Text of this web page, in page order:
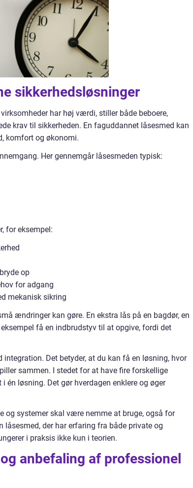
sikkerhedsløsninger
har høj værdi, stiller både beboere,
krav til sikkerheden. En faguddannet låsesmed kan
komfort og økonomi.
Her gennemgår låsesmeden typisk:
for eksempel:
op
for adgang
mekanisk sikring
ændringer kan gøre. En ekstra lås på en bagdør, en
få en indbrudstyv til at opgive, fordi det
Det betyder, at du kan få en løsning, hvor
sammen. I stedet for at have fire forskellige
én løsning. Det gør hverdagen enklere og øger
og systemer skal være nemme at bruge, også for
der har erfaring fra både private og
i praksis ikke kun i teorien.
anbefaling af professionel